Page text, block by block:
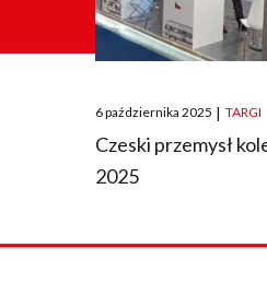
Posted
on
6 października 2025 | TARGI
Czeski przemysł
2025